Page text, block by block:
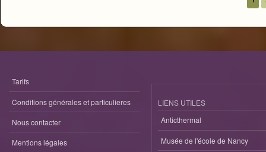
Tarifs
Conditions générales et particulieres
Nous contacter
Mentions légales
LIENS UTILES
Anticthermal
Musée de l'école de Nancy